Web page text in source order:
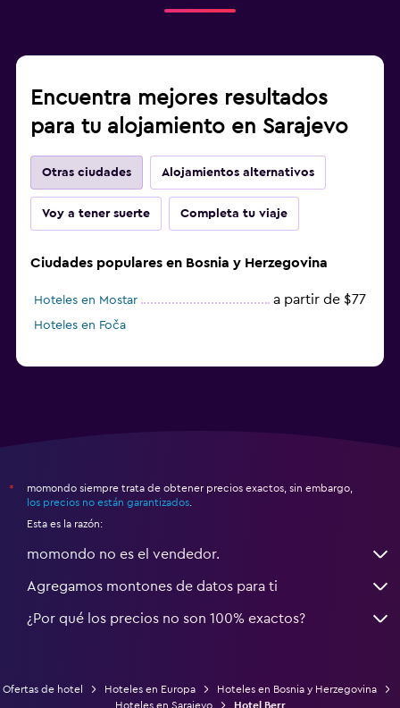
Encuentra mejores resultados
para tu alojamiento en Sarajevo
Otras ciudades Alojamientos alternativos
Voy a tener suerte Completa tu viaje
Ciudades populares en Bosnia y Herzegovina
Hoteles en Mostar a partir de $77
Hoteles en Foča
*
momondo siempre trata de obtener precios exactos, sin embargo,
los precios no están garantizados
Esta es la razón:
momondo no es el vendedor.
Agregamos montones de datos para ti
¿Por qué los precios no son 100% exactos?
Ofertas de hotel Hoteles en Europa
Hoteles en Bosnia y Herzegovina
Hoteles en Sarajevo
Hotel Berr